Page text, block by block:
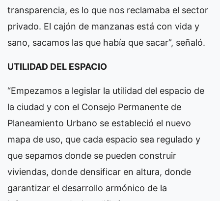
transparencia, es lo que nos reclamaba el sector
privado. El cajón de manzanas está con vida y
sano, sacamos las que había que sacar”, señaló.
UTILIDAD DEL ESPACIO
“Empezamos a legislar la utilidad del espacio de
la ciudad y con el Consejo Permanente de
Planeamiento Urbano se estableció el nuevo
mapa de uso, que cada espacio sea regulado y
que sepamos donde se pueden construir
viviendas, donde densificar en altura, donde
garantizar el desarrollo armónico de la